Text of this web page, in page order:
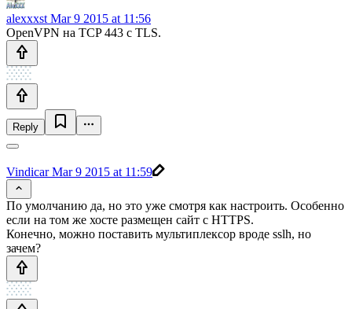
alexxxst Mar 9 2015 at 11:56
OpenVPN на TCP 443 c TLS.
Reply
VindicarMar 9 2015 at 11:59
По умолчанию да, но это уже смотря как настроить. Особенно
если на том же хосте размещен сайт с HTTPS.
Конечно, можно поставить мультиплексор вроде sslh, но
зачем?